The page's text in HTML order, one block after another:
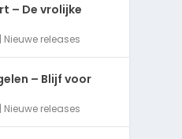
– De vrolijke
| Nieuwe releases
– Blijf voor
| Nieuwe releases